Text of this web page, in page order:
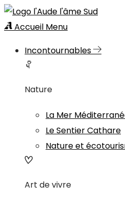
Accueil Menu
Incontournables
Nature
La Mer
Le Sentier Cathare
Nature et
Art de vivre